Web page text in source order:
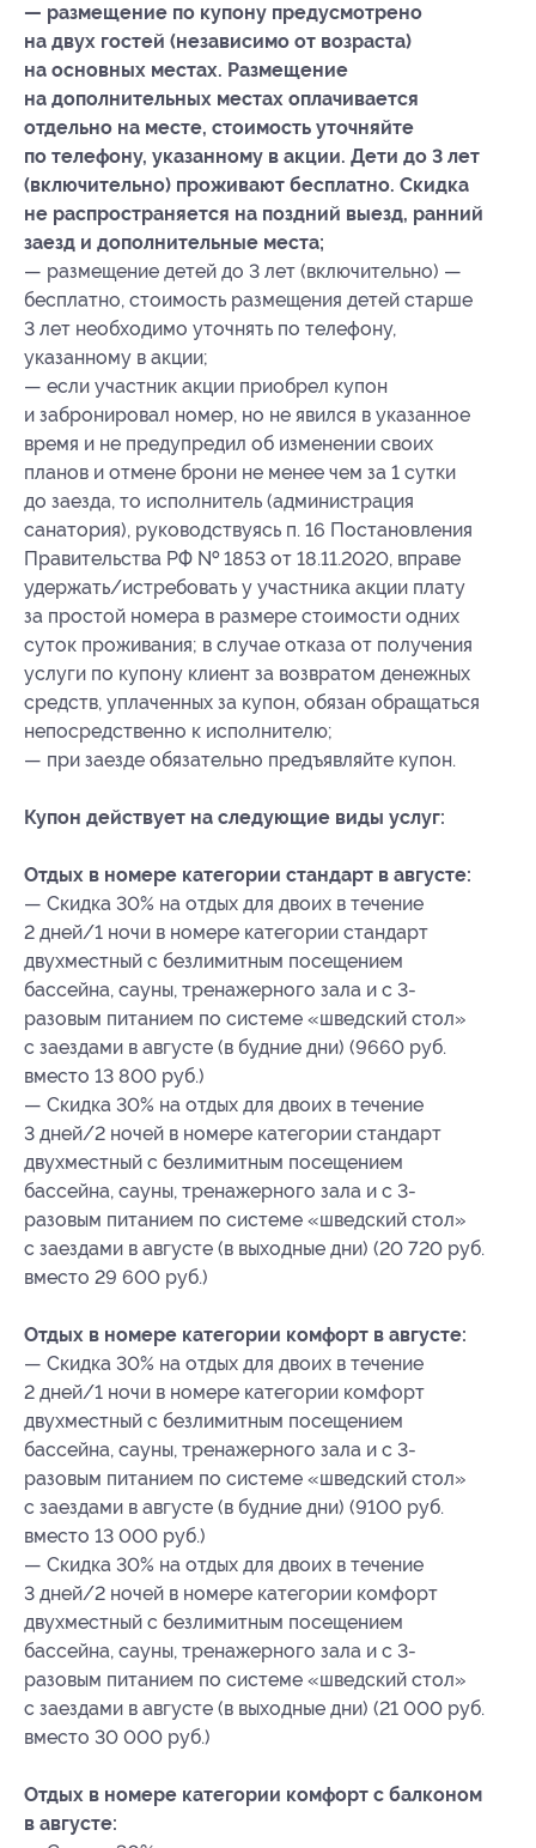
— размещение по купону предусмотрено
на двух гостей (независимо от возраста)
на основных местах. Размещение
на дополнительных местах оплачивается
отдельно на месте, стоимость уточняйте
по телефону, указанному в акции. Дети до 3 лет
(включительно) проживают бесплатно. Скидка
не распространяется на поздний выезд, ранний
заезд и дополнительные места;
— размещение детей до 3 лет (включительно) —
бесплатно, стоимость размещения детей старше
3 лет необходимо уточнять по телефону,
указанному в акции;
— если участник акции приобрел купон
и забронировал номер, но не явился в указанное
время и не предупредил об изменении своих
планов и отмене брони не менее чем за 1 сутки
до заезда, то исполнитель (администрация
санатория), руководствуясь п. 16 Постановления
Правительства РФ № 1853 от 18.11.2020, вправе
удержать/истребовать у участника акции плату
за простой номера в размере стоимости одних
суток проживания; в случае отказа от получения
услуги по купону клиент за возвратом денежных
средств, уплаченных за купон, обязан обращаться
непосредственно к исполнителю;
— при заезде обязательно предъявляйте купон.
Купон действует на следующие виды услуг:
Отдых в номере категории стандарт в августе:
— Скидка 30% на отдых для двоих в течение
2 дней/1 ночи в номере категории стандарт
двухместный с безлимитным посещением
бассейна, сауны, тренажерного зала и с 3-
разовым питанием по системе «шведский стол»
с заездами в августе (в будние дни) (9660 руб.
вместо 13 800 руб.)
— Скидка 30% на отдых для двоих в течение
3 дней/2 ночей в номере категории стандарт
двухместный с безлимитным посещением
бассейна, сауны, тренажерного зала и с 3-
разовым питанием по системе «шведский стол»
с заездами в августе (в выходные дни) (20 720 руб.
вместо 29 600 руб.)
Отдых в номере категории комфорт в августе:
— Скидка 30% на отдых для двоих в течение
2 дней/1 ночи в номере категории комфорт
двухместный с безлимитным посещением
бассейна, сауны, тренажерного зала и с 3-
разовым питанием по системе «шведский стол»
с заездами в августе (в будние дни) (9100 руб.
вместо 13 000 руб.)
— Скидка 30% на отдых для двоих в течение
3 дней/2 ночей в номере категории комфорт
двухместный с безлимитным посещением
бассейна, сауны, тренажерного зала и с 3-
разовым питанием по системе «шведский стол»
с заездами в августе (в выходные дни) (21 000 руб.
вместо 30 000 руб.)
Отдых в номере категории комфорт с балконом
в августе: